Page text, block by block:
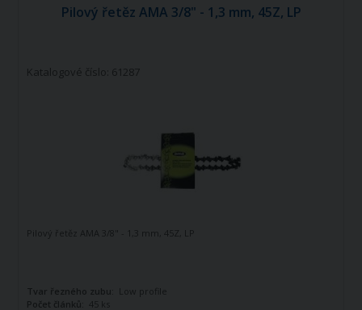
Pilový řetěz AMA 3/8" - 1,3 mm, 45Z, LP
Katalogové číslo: 61287
Pilový řetěz AMA 3/8" - 1,3 mm, 45Z, LP
Tvar řezného zubu: Low profile
Počet článků:
45 ks